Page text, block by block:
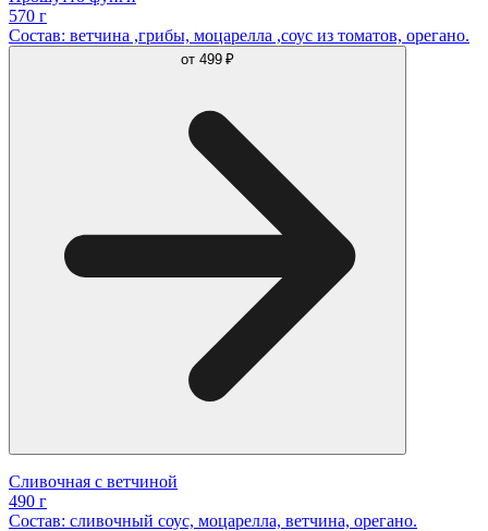
570 г
Состав: ветчина ,грибы, моцарелла ,соус из томатов, орегано.
от 499 ₽
Сливочная с ветчиной
490 г
Состав: сливочный соус, моцарелла, ветчина, орегано.